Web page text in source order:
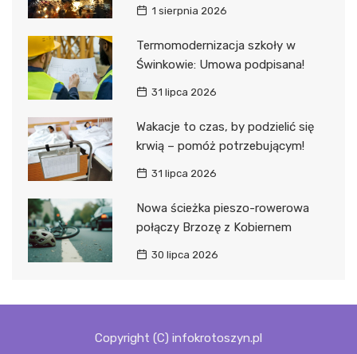
1 sierpnia 2026
Termomodernizacja szkoły w
Świnkowie: Umowa podpisana!
31 lipca 2026
Wakacje to czas, by podzielić się
krwią – pomóż potrzebującym!
31 lipca 2026
Nowa ścieżka pieszo-rowerowa
połączy Brzozę z Kobiernem
30 lipca 2026
Copyright (C) infokrotoszyn.pl